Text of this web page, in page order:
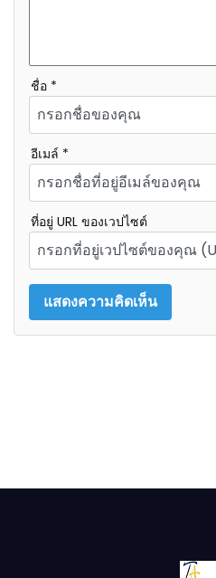
ชื่อ *
อีเมล์ *
ที่อยู่ URL ของเวปไซต์